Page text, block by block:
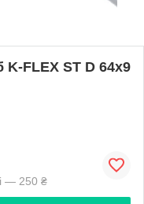
K-FLEX ST D 64x9
— 250 ₴